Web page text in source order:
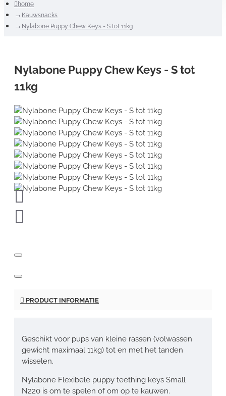
home
Kauwsnacks
Nylabone Puppy Chew Keys - S tot 11kg
Nylabone Puppy Chew Keys - S tot
11kg
PRODUCT INFORMATIE
Geschikt voor pups van kleine rassen (volwassen
gewicht maximaal 11kg) tot en met het tanden
wisselen.
Nylabone Flexibele puppy teething keys Small
N220 is om te spelen of om op te kauwen.